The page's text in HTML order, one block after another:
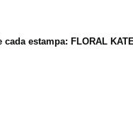
estampa: FLORAL